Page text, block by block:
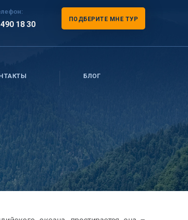
18 30
ПОДБЕРИТЕ МНЕ ТУР
БЛОГ